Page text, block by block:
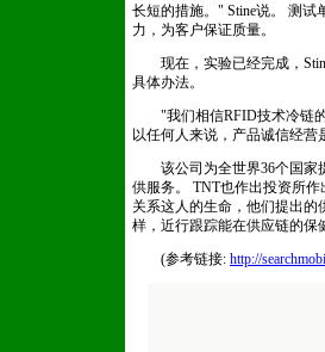
长短的措施。" Stine说。 测
力，为客户保证质量。
现在，实验已经完成，
具体办法。
"我们相信RFID技术冷链的
以任何人来说，产品诚信经营
该公司为全世界36个国家
供服务。 TNT也作出投资所
关系这人的生命，他们提出
样，近行跟踪能在供应链的保
(参考链接: http://